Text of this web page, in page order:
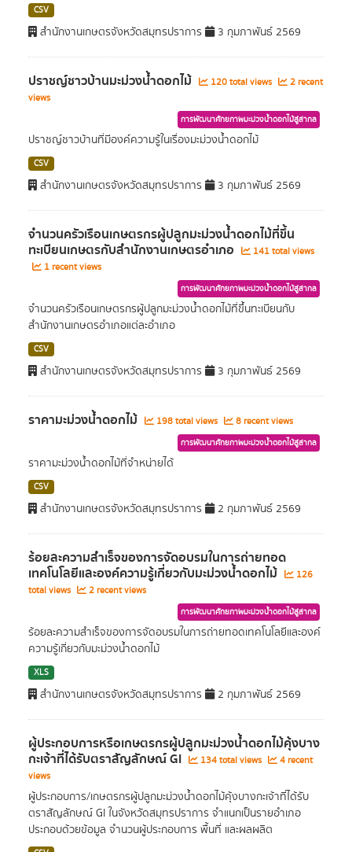
CSV
สำนักงานเกษตรจังหวัดสมุทรปราการ 3 กุมภาพันธ์ 2569
ปราชญ์ชาวบ้านมะม่วงน้ำดอกไม้ 120 total views
2 recent
views
การพัฒนาศักยภาพมะม่วงน้ำดอกไม้สู่สากล
ปราชญ์ชาวบ้านที่มีองค์ความรู้ในเรื่องมะม่วงน้ำดอกไม้
CSV
สำนักงานเกษตรจังหวัดสมุทรปราการ 3 กุมภาพันธ์ 2569
จำนวนครัวเรือนเกษตรกรผู้ปลูกมะม่วงน้ำดอกไม้ที่ขึ้น
ทะเบียนเกษตรกับสำนักงานเกษตรอำเภอ
141 total views
1 recent views
การพัฒนาศักยภาพมะม่วงน้ำดอกไม้สู่สากล
จำนวนครัวเรือนเกษตรกรผู้ปลูกมะม่วงน้ำดอกไม้ที่ขึ้นทะเบียนกับ
สำนักงานเกษตรอำเภอแต่ละอำเภอ
CSV
สำนักงานเกษตรจังหวัดสมุทรปราการ 3 กุมภาพันธ์ 2569
ราคามะม่วงน้ำดอกไม้ 198 total views 8 recent views
การพัฒนาศักยภาพมะม่วงน้ำดอกไม้สู่สากล
ราคามะม่วงน้ำดอกไม้ที่จำหน่ายได้
CSV
สำนักงานเกษตรจังหวัดสมุทรปราการ 2 กุมภาพันธ์ 2569
ร้อยละความสำเร็จของการจัดอบรมในการถ่ายทอด
เทคโนโลยีและองค์ความรู้เกี่ยวกับมะม่วงน้ำดอกไม้
126
total views
2 recent views
การพัฒนาศักยภาพมะม่วงน้ำดอกไม้สู่สากล
ร้อยละความสำเร็จของการจัดอบรมในการถ่ายทอดเทคโนโลยีและองค์
ความรู้เกี่ยวกับมะม่วงน้ำดอกไม้
XLS
สำนักงานเกษตรจังหวัดสมุทรปราการ 2 กุมภาพันธ์ 2569
ผู้ประกอบการหรือเกษตรกรผู้ปลูกมะม่วงน้ำดอกไม้คุ้งบาง
กะเจ้าที่ได้รับตราสัญลักษณ์ GI 134 total views
4 recent
views
ผู้ประกอบการ/เกษตรกรผู้ปลูกมะม่วงน้ำดอกไม้คุ้งบางกะเจ้าที่ได้รับ
ตราสัญลักษณ์ GI ในจังหวัดสมุทรปราการ จำแนกเป็นรายอำเภอ
ประกอบด้วยข้อมูล จำนวนผู้ประกอบการ พื้นที่ และผลผลิต